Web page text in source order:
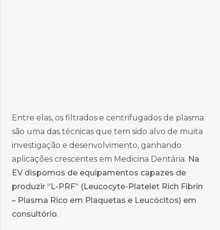
Entre elas, os filtrados e centrifugados de plasma
são uma das técnicas que tem sido alvo de muita
investigação e desenvolvimento, ganhando
aplicações crescentes em Medicina Dentária. Na
EV dispomos de equipamentos capazes de
produzir “L-PRF” (Leucocyte-Platelet Rich Fibrin
– Plasma Rico em Plaquetas e Leucócitos) em
consultório.